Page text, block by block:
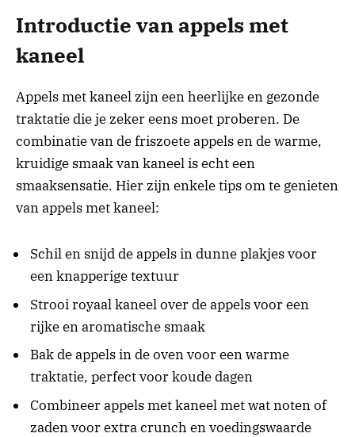
Introductie van appels met
kaneel
Appels met kaneel zijn een heerlijke en gezonde
traktatie die je zeker eens moet proberen. De
combinatie van de friszoete appels en de warme,
kruidige smaak van kaneel is echt een
smaaksensatie. Hier zijn enkele tips om te genieten
van appels met kaneel:
Schil en snijd de appels in dunne plakjes voor
een knapperige textuur
Strooi royaal kaneel over de appels voor een
rijke en aromatische smaak
Bak de appels in de oven voor een warme
traktatie, perfect voor koude dagen
Combineer appels met kaneel met wat noten of
zaden voor extra crunch en voedingswaarde